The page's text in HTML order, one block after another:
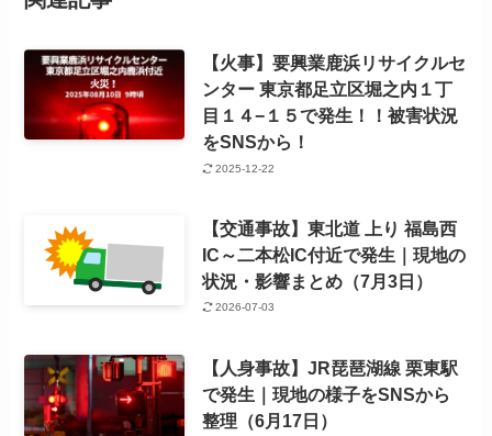
【火事】要興業鹿浜リサイクルセ
ンター 東京都足立区堀之内１丁
目１４−１５で発生！！被害状況
をSNSから！
2025-12-22
【交通事故】東北道 上り 福島西
IC～二本松IC付近で発生｜現地の
状況・影響まとめ（7月3日）
2026-07-03
【人身事故】JR琵琶湖線 栗東駅
で発生｜現地の様子をSNSから
整理（6月17日）